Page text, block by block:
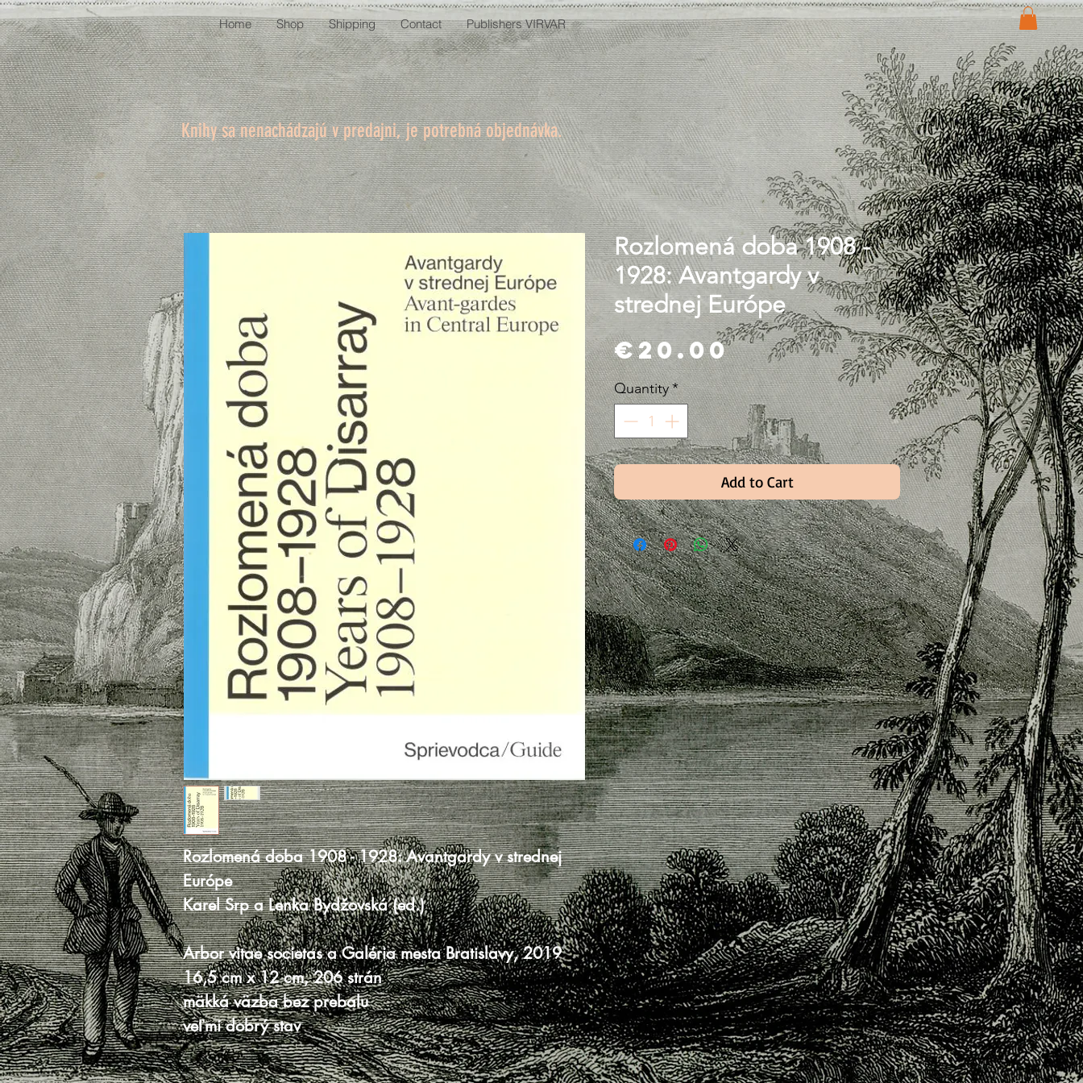
Home Shop Shipping Contact Publishers VIRVAR
Rozlomená doba 1908 - 1928: Avantgardy v strednej
Európe
Karel Srp a Lenka Bydžovská (ed.)
Arbor vitae societas a Galéria mesta Bratislavy, 2019
16,5 cm x 12 cm, 206 strán
mäkká väzba bez prebalu
veľmi dobrý stav
Rozlomená doba 1908 -
1928: Avantgardy v
strednej Európe
€20.00Price
Quantity*
Add to Cart
Knihy sa nenachádzajú v predajni, je potrebná objednávka.